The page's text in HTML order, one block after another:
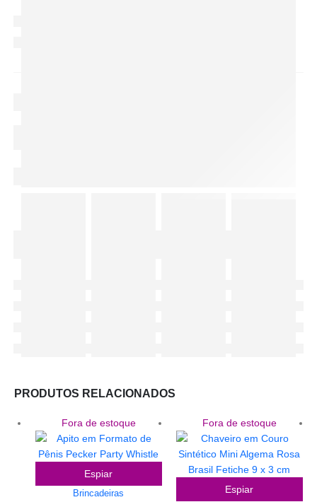
PRODUTOS RELACIONADOS
Fora de estoque
Espiar
Brincadeiras
Fora de estoque
Espiar